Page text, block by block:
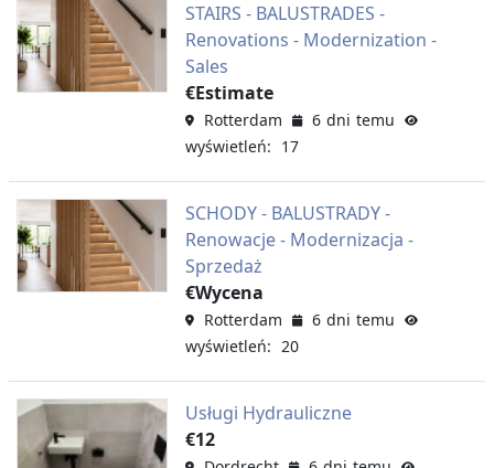
STAIRS - BALUSTRADES -
Renovations - Modernization -
Sales
€Estimate
Rotterdam
6 dni temu
wyświetleń: 17
SCHODY - BALUSTRADY -
Renowacje - Modernizacja -
Sprzedaż
€Wycena
Rotterdam
6 dni temu
wyświetleń: 20
Usługi Hydrauliczne
€12